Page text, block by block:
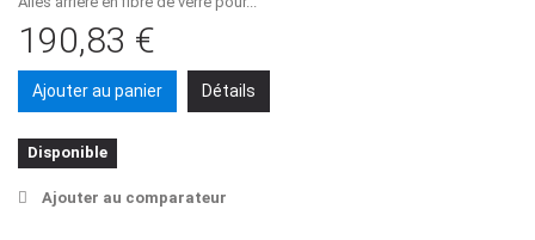
190,83 €
Ajouter au panier Détails
Disponible
Ajouter au comparateur